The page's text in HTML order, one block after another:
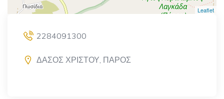
Leaflet
2284091300
ΔΑΣΟΣ ΧΡΙΣΤΟΥ, ΠΑΡΟΣ